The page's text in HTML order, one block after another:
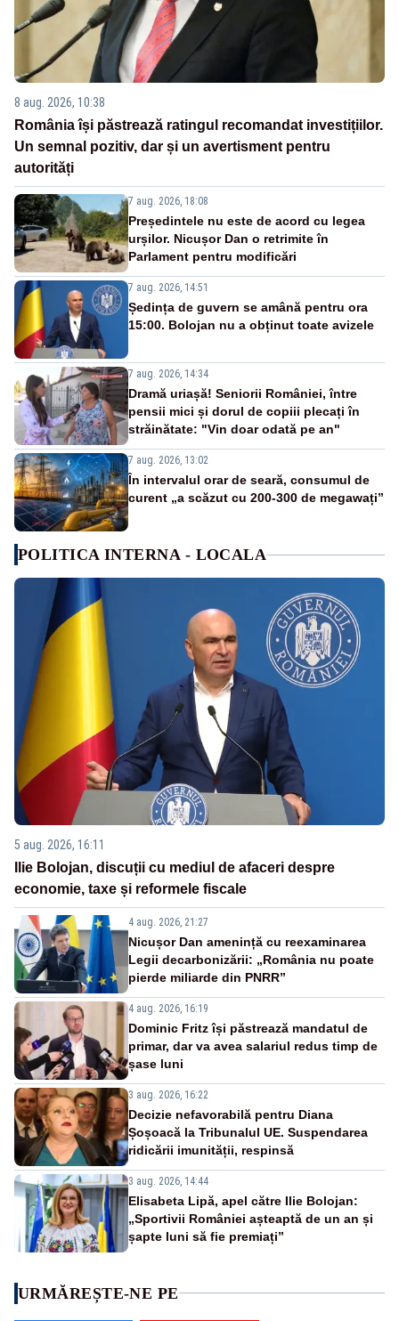
8 aug. 2026, 10:38
România își păstrează ratingul recomandat investițiilor.
Un semnal pozitiv, dar și un avertisment pentru
autorități
7 aug. 2026, 18:08
Președintele nu este de acord cu legea
urșilor. Nicușor Dan o retrimite în
Parlament pentru modificări
7 aug. 2026, 14:51
Ședința de guvern se amână pentru ora
15:00. Bolojan nu a obținut toate avizele
7 aug. 2026, 14:34
Dramă uriașă! Seniorii României, între
pensii mici și dorul de copiii plecați în
străinătate: "Vin doar odată pe an"
7 aug. 2026, 13:02
În intervalul orar de seară, consumul de
curent „a scăzut cu 200-300 de megawați”
POLITICA INTERNA - LOCALA
5 aug. 2026, 16:11
Ilie Bolojan, discuții cu mediul de afaceri despre
economie, taxe și reformele fiscale
4 aug. 2026, 21:27
Nicușor Dan amenință cu reexaminarea
Legii decarbonizării: „România nu poate
pierde miliarde din PNRR”
4 aug. 2026, 16:19
Dominic Fritz își păstrează mandatul de
primar, dar va avea salariul redus timp de
șase luni
3 aug. 2026, 16:22
Decizie nefavorabilă pentru Diana
Șoșoacă la Tribunalul UE. Suspendarea
ridicării imunității, respinsă
3 aug. 2026, 14:44
Elisabeta Lipă, apel către Ilie Bolojan:
„Sportivii României așteaptă de un an și
șapte luni să fie premiați”
URMĂREȘTE-NE PE